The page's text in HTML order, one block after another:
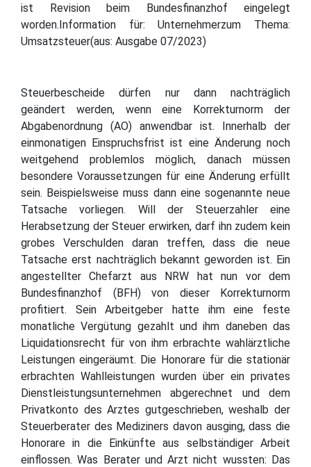
ist Revision beim Bundesfinanzhof eingelegt
worden.Information für: Unternehmerzum Thema:
Umsatzsteuer(aus: Ausgabe 07/2023)
Steuerbescheide dürfen nur dann nachträglich
geändert werden, wenn eine Korrekturnorm der
Abgabenordnung (AO) anwendbar ist. Innerhalb der
einmonatigen Einspruchsfrist ist eine Änderung noch
weitgehend problemlos möglich, danach müssen
besondere Voraussetzungen für eine Änderung erfüllt
sein. Beispielsweise muss dann eine sogenannte neue
Tatsache vorliegen. Will der Steuerzahler eine
Herabsetzung der Steuer erwirken, darf ihn zudem kein
grobes Verschulden daran treffen, dass die neue
Tatsache erst nachträglich bekannt geworden ist. Ein
angestellter Chefarzt aus NRW hat nun vor dem
Bundesfinanzhof (BFH) von dieser Korrekturnorm
profitiert. Sein Arbeitgeber hatte ihm eine feste
monatliche Vergütung gezahlt und ihm daneben das
Liquidationsrecht für von ihm erbrachte wahlärztliche
Leistungen eingeräumt. Die Honorare für die stationär
erbrachten Wahlleistungen wurden über ein privates
Dienstleistungsunternehmen abgerechnet und dem
Privatkonto des Arztes gutgeschrieben, weshalb der
Steuerberater des Mediziners davon ausging, dass die
Honorare in die Einkünfte aus selbständiger Arbeit
einflossen. Was Berater und Arzt nicht wussten: Das